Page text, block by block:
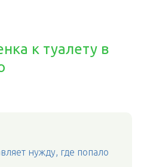
к туалету в
нужду, где попало